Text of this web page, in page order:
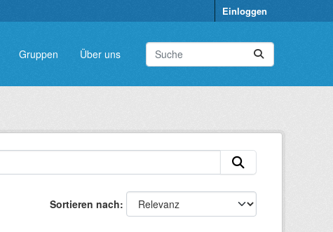
Einloggen
Gruppen Über uns
Sortieren nach